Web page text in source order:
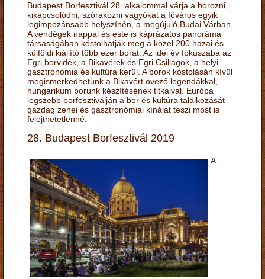
Budapest Borfesztivál 28. alkalommal várja a borozni,
kikapcsolódni, szórakozni vágyókat a főváros egyik
legimpozánsabb helyszínén, a megújuló Budai Várban.
A vendégek nappal és este is káprázatos panoráma
társaságában kóstolhatják meg a közel 200 hazai és
külföldi kiállító több ezer borát. Az idei év fókuszába az
Egri borvidék, a Bikavérek és Egri Csillagok, a helyi
gasztronómia és kultúra kerül. A borok kóstolásán kívül
megismerkedhetünk a Bikavért övező legendákkal,
hungarikum borunk készítésének titkaival. Európa
legszebb borfesztiválján a bor és kultúra találkozását
gazdag zenei és gasztronómiai kínálat teszi most is
felejthetetlenné.
28. Budapest Borfesztivál 2019
A